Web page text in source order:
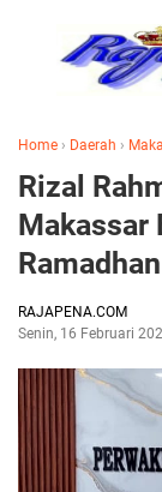
Home › Daerah ›
Rizal
Makassar
Ramadhan
RAJAPENA.COM
Senin, 16 Februari